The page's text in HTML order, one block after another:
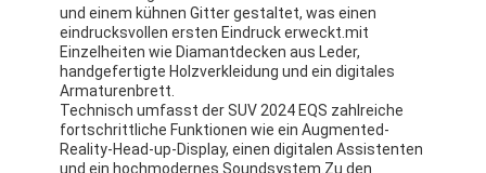
und einem kühnen Gitter gestaltet, was einen
eindrucksvollen ersten Eindruck erweckt.mit
Einzelheiten wie Diamantdecken aus Leder,
handgefertigte Holzverkleidung und ein digitales
Armaturenbrett.
Technisch umfasst der SUV 2024 EQS zahlreiche
fortschrittliche Funktionen wie ein Augmented-
Reality-Head-up-Display, einen digitalen Assistenten
und ein hochmodernes Soundsystem.Zu den